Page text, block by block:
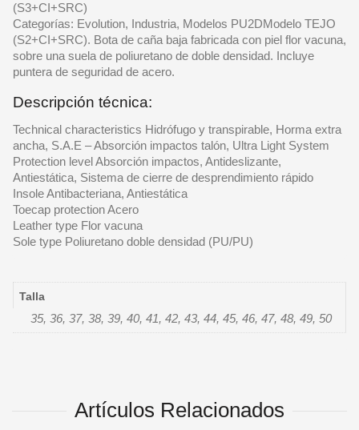
(S3+CI+SRC)
Categorías: Evolution, Industria, Modelos PU2DModelo TEJO
(S2+CI+SRC). Bota de caña baja fabricada con piel flor vacuna,
sobre una suela de poliuretano de doble densidad. Incluye
puntera de seguridad de acero.
Descripción técnica:
Technical characteristics Hidrófugo y transpirable, Horma extra
ancha, S.A.E – Absorción impactos talón, Ultra Light System
Protection level Absorción impactos, Antideslizante,
Antiestática, Sistema de cierre de desprendimiento rápido
Insole Antibacteriana, Antiestática
Toecap protection Acero
Leather type Flor vacuna
Sole type Poliuretano doble densidad (PU/PU)
Talla
35, 36, 37, 38, 39, 40, 41, 42, 43, 44, 45, 46, 47, 48, 49, 50
Artículos Relacionados